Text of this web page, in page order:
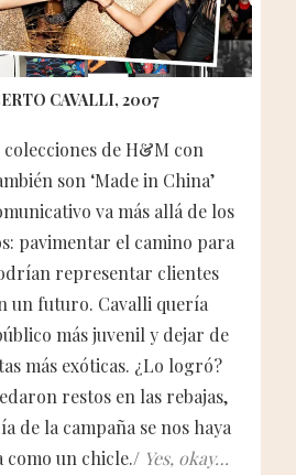
CAVALLI, 2007
de H&M con
son ‘Made in China’
va más allá de los
pavimentar el camino para
representar clientes
un futuro. Cavalli quería
más juvenil y dejar de
más exóticas. ¿Lo logró?
restos en las rebajas,
de la campaña se nos haya
como un chicle./ Yes, okay…